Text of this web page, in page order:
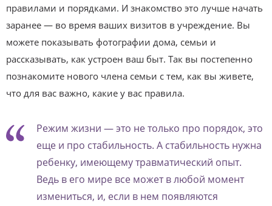
правилами и порядками. И знакомство это лучше начать
заранее — во время ваших визитов в учреждение. Вы
можете показывать фотографии дома, семьи и
рассказывать, как устроен ваш быт. Так вы постепенно
познакомите нового члена семьи с тем, как вы живете,
что для вас важно, какие у вас правила.
Режим жизни — это не только про порядок, это
еще и про стабильность. А стабильность нужна
ребенку, имеющему травматический опыт.
Ведь в его мире все может в любой момент
измениться, и, если в нем появляются